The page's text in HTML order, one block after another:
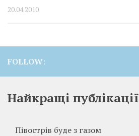
20.04.2010
FOLLOW:
Найкращі публікації
Півострів буде з газом